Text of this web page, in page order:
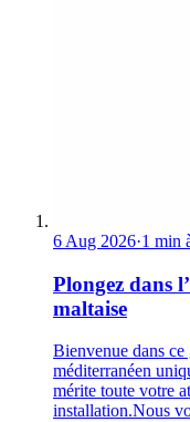
6 Aug 2026·1 min
Plongez dans
maltaise
Bienvenue dans ce
méditerranéen
mérite toute votre
installation.Nous